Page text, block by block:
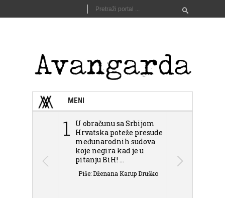
MENI
1
U obračunu sa Srbijom
Hrvatska poteže presude
međunarodnih sudova
koje negira kad je u
pitanju BiH! ...
Piše: Dženana Karup Druško